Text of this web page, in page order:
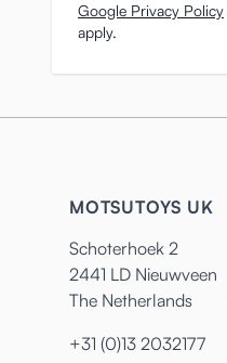
Google Privacy Policy
apply.
MOTSUTOYS UK
Schoterhoek 2
2441 LD Nieuwveen
The Netherlands
+31 (0)13 2032177